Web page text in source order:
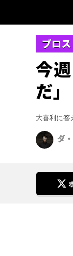
ブロス
今
だ」
大喜利に答
ダ